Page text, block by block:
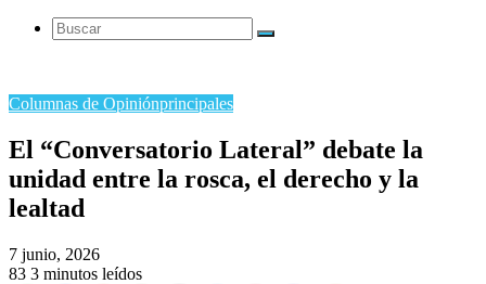
Buscar
Columnas de Opiniónprincipales
El “Conversatorio Lateral” debate la
unidad entre la rosca, el derecho y la
lealtad
7 junio, 2026
83 3 minutos leídos